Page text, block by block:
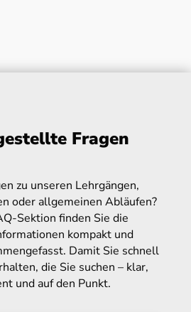
Fragen
zu unseren Lehrgängen,
oder allgemeinen Abläufen?
Sektion finden Sie die
kompakt und
Damit Sie schnell
die Sie suchen – klar,
und auf den Punkt.